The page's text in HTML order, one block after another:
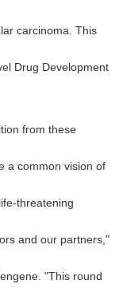
carcinoma. This
Drug Development
from these
a common vision of
threatening
and our partners,"
"This round